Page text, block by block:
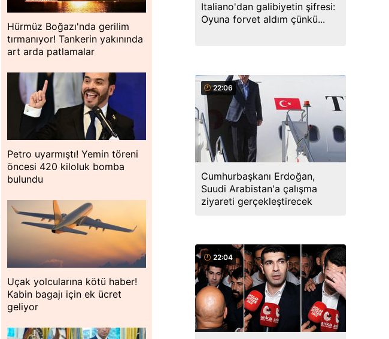
Hürmüz Boğazı'nda gerilim
tırmanıyor! Tankerin yakınında
art arda patlamalar
Petro uyarmıştı! Yemin töreni
öncesi 420 kiloluk bomba
bulundu
Uçak yolcularına kötü haber!
Kabin bagajı için ek ücret
geliyor
Italiano'dan galibiyetin şifresi:
Oyuna forvet aldım çünkü...
22:06
Cumhurbaşkanı Erdoğan,
Suudi Arabistan'a çalışma
ziyareti gerçekleştirecek
22:04